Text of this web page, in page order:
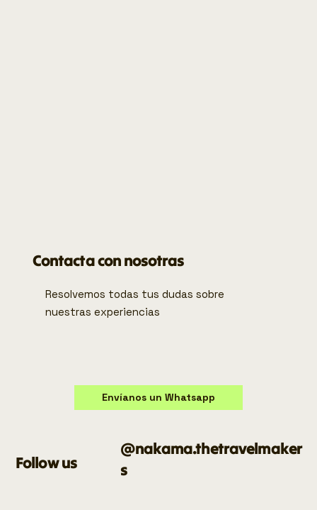
Contacta con nosotras
Resolvemos todas tus dudas sobre
nuestras experiencias
Contactar por email
Envíanos un Whatsapp
Follow us
@nakama.thetravelmaker
s